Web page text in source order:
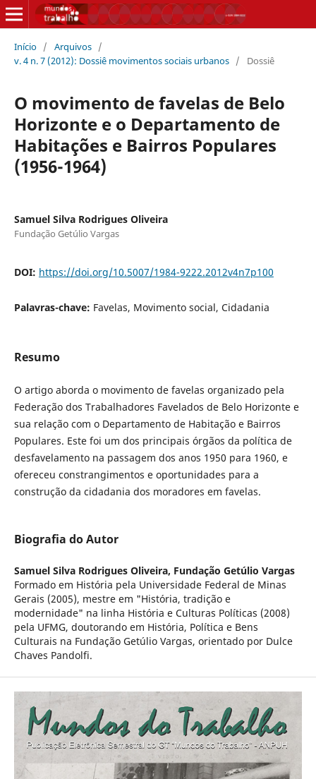
Início / Arquivos /
v. 4 n. 7 (2012): Dossiê movimentos sociais urbanos / Dossiê
O movimento de favelas de Belo
Horizonte e o Departamento de
Habitações e Bairros Populares
(1956-1964)
Samuel Silva Rodrigues Oliveira
Fundação Getúlio Vargas
DOI: https://doi.org/10.5007/1984-9222.2012v4n7p100
Palavras-chave: Favelas, Movimento social, Cidadania
Resumo
O artigo aborda o movimento de favelas organizado pela
Federação dos Trabalhadores Favelados de Belo Horizonte e
sua relação com o Departamento de Habitação e Bairros
Populares. Este foi um dos principais órgãos da política de
desfavelamento na passagem dos anos 1950 para 1960, e
ofereceu constrangimentos e oportunidades para a
construção da cidadania dos moradores em favelas.
Biografia do Autor
Samuel Silva Rodrigues Oliveira, Fundação Getúlio Vargas
Formado em História pela Universidade Federal de Minas
Gerais (2005), mestre em "História, tradição e
modernidade" na linha História e Culturas Políticas (2008)
pela UFMG, doutorando em História, Política e Bens
Culturais na Fundação Getúlio Vargas, orientado por Dulce
Chaves Pandolfi.